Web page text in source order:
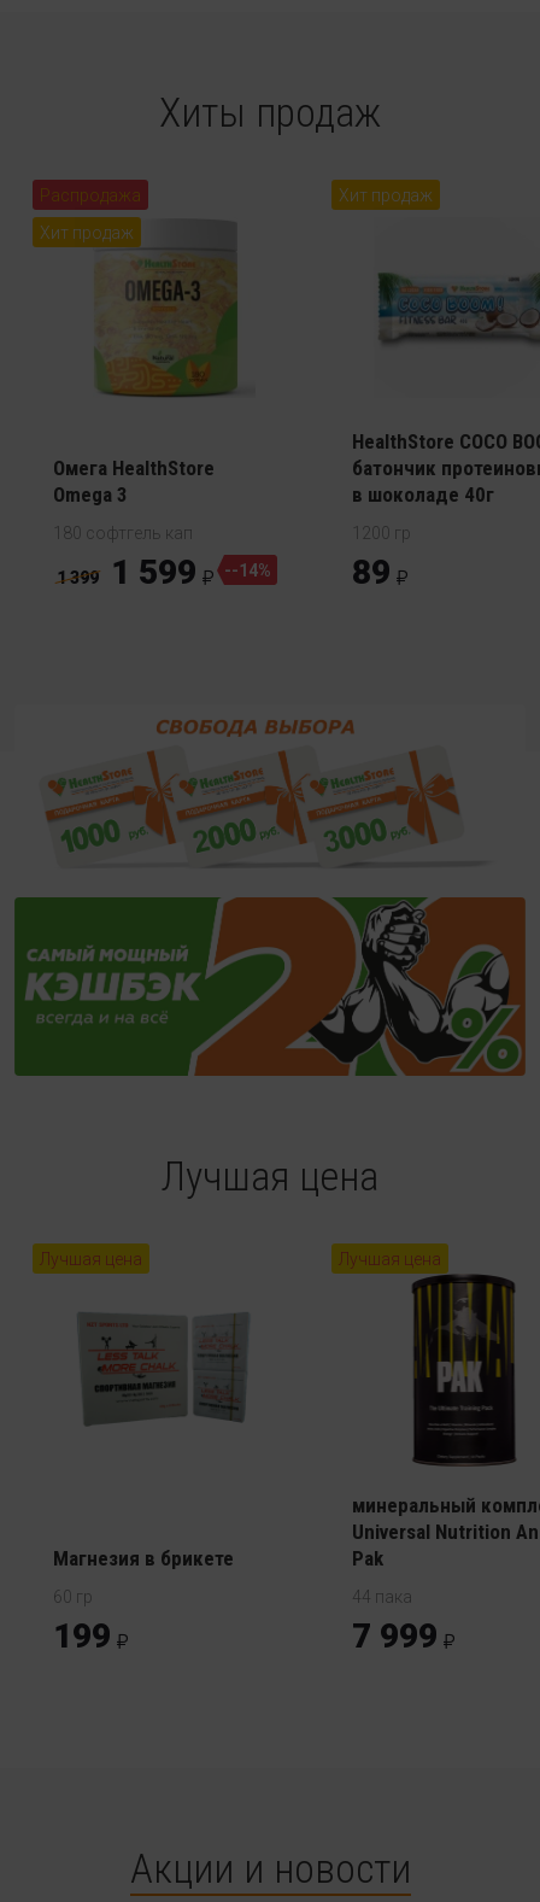
Хиты продаж
Распродажа
Хит продаж
Омега HealthStore
Omega 3
180 софтгель кап
1 399 1 599 --14%
Хит продаж
HealthStore COCO
батончик
в шоколаде 40г
1200 гр
89
Лучшая цена
Лучшая цена
Магнезия в брикете
60 гр
199
Лучшая цена
минеральный
Universal Nutrition
Pak
44 пака
7 999
Акции и новости